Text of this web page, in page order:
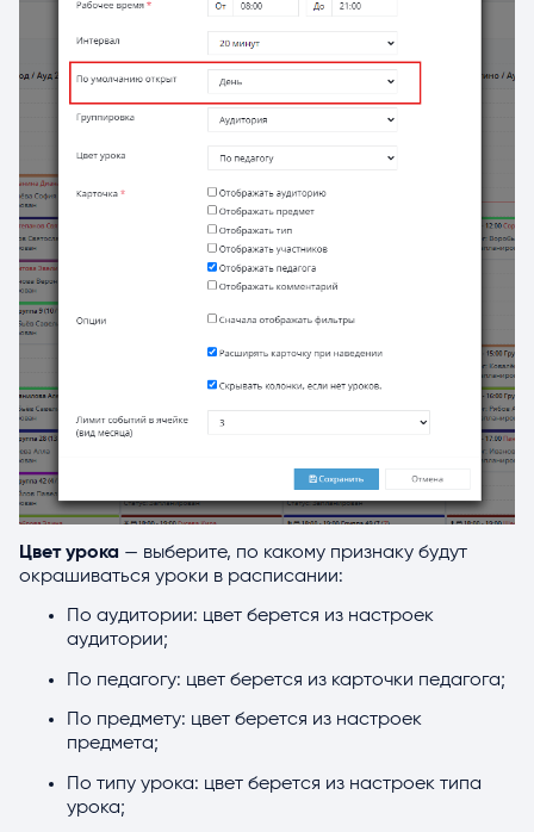
Цвет урока — выберите, по какому признаку будут
окрашиваться уроки в расписании:
По аудитории: цвет берется из настроек
аудитории;
По педагогу: цвет берется из карточки педагога;
По предмету: цвет берется из настроек
предмета;
По типу урока: цвет берется из настроек типа
урока;